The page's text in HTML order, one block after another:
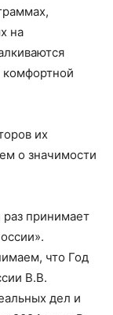
на
комфортной
их
о значимости
раз принимает
что Год
В.В.
дел и